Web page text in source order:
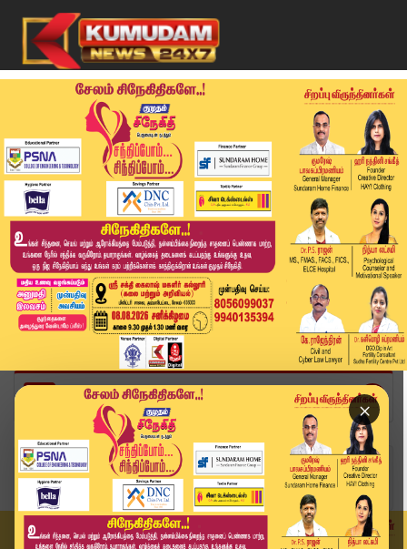
×
Home
தமிழ்நாடு
தமிழர்களின் ஆன்மீகத்துக்கு எடுத்துக்காட்டான கடவ...